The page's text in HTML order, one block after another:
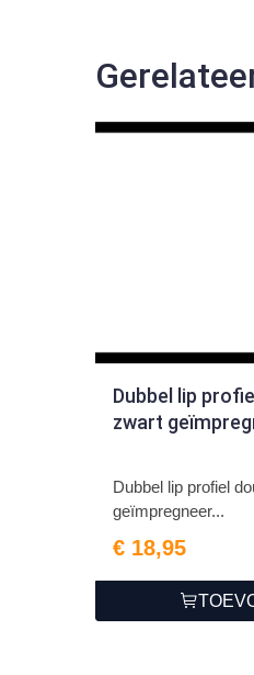
Dubbel lip
zwart
Dubbel lip profiel
geïmpregneer...
€ 18,95